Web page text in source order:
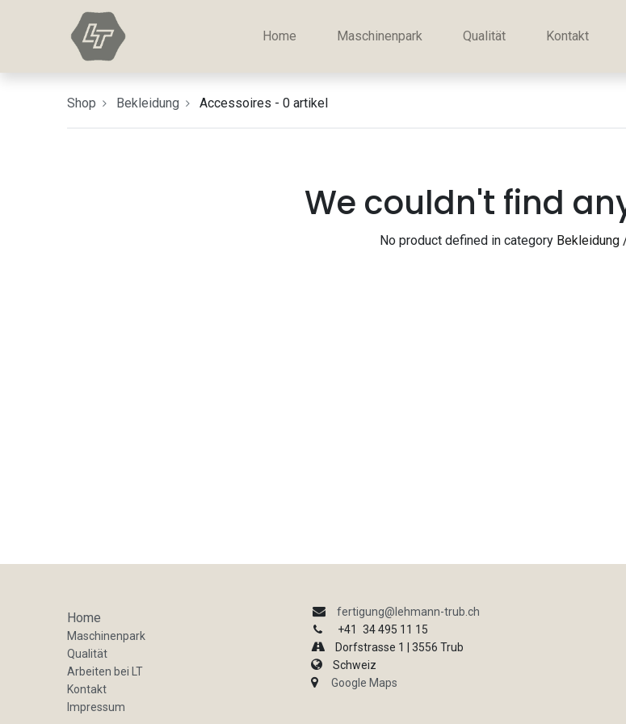
Home Maschinenpark Qualität Kontakt
Shop Bekleidung Accessoires - 0 artikel
We couldn't find
No product defined in category Bekleidung
Home
Maschinenpark
Qualität
Arbeiten bei LT
Kontakt
Impressum
fertigung@lehmann-trub.ch
+41
34 495 11 15
Dorfstrasse 1 | 3556 Trub
Schweiz
Google Maps